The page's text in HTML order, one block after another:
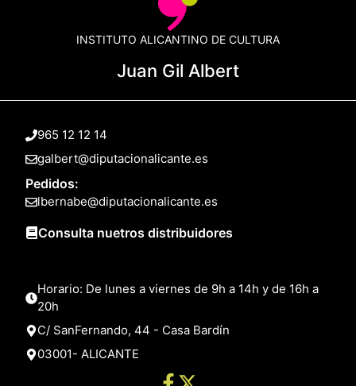
INSTITUTO ALICANTINO DE CULTURA
Juan Gil Albert
965 12 12 14
galbert@diputacionalicante.es
Pedidos:
lbernabe@diputacionalicante.es
Consulta nuetros distribuidores
Horario: De lunes a viernes de 9h a 14h y de 16h a
20h
C/ SanFernando, 44 - Casa Bardín
03001- ALICANTE